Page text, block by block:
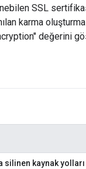
SSL
karma
değerini
silinen kaynak yolları